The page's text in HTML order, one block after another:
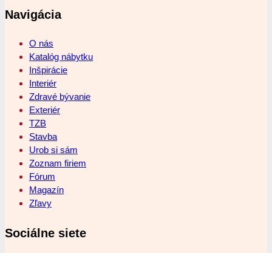
Navigácia
O nás
Katalóg nábytku
Inšpirácie
Interiér
Zdravé bývanie
Exteriér
TZB
Stavba
Urob si sám
Zoznam firiem
Fórum
Magazín
Zľavy
Sociálne siete